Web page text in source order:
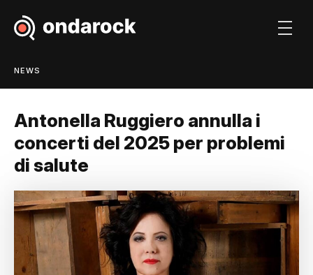
NEWS
Antonella Ruggiero annulla i
concerti del 2025 per problemi
di salute